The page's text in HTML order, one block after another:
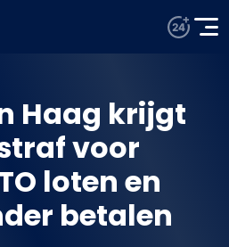
Haag krijgt
voor
loten en
betalen